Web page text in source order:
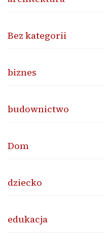
Bez kategorii
biznes
budownictwo
Dom
dziecko
edukacja